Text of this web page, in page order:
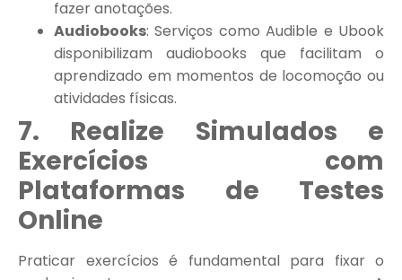
fazer anotações.
Audiobooks: Serviços como Audible e Ubook
disponibilizam audiobooks que facilitam o
aprendizado em momentos de locomoção ou
atividades físicas.
7. Realize Simulados e
Exercícios com
Plataformas de Testes
Online
Praticar exercícios é fundamental para fixar o